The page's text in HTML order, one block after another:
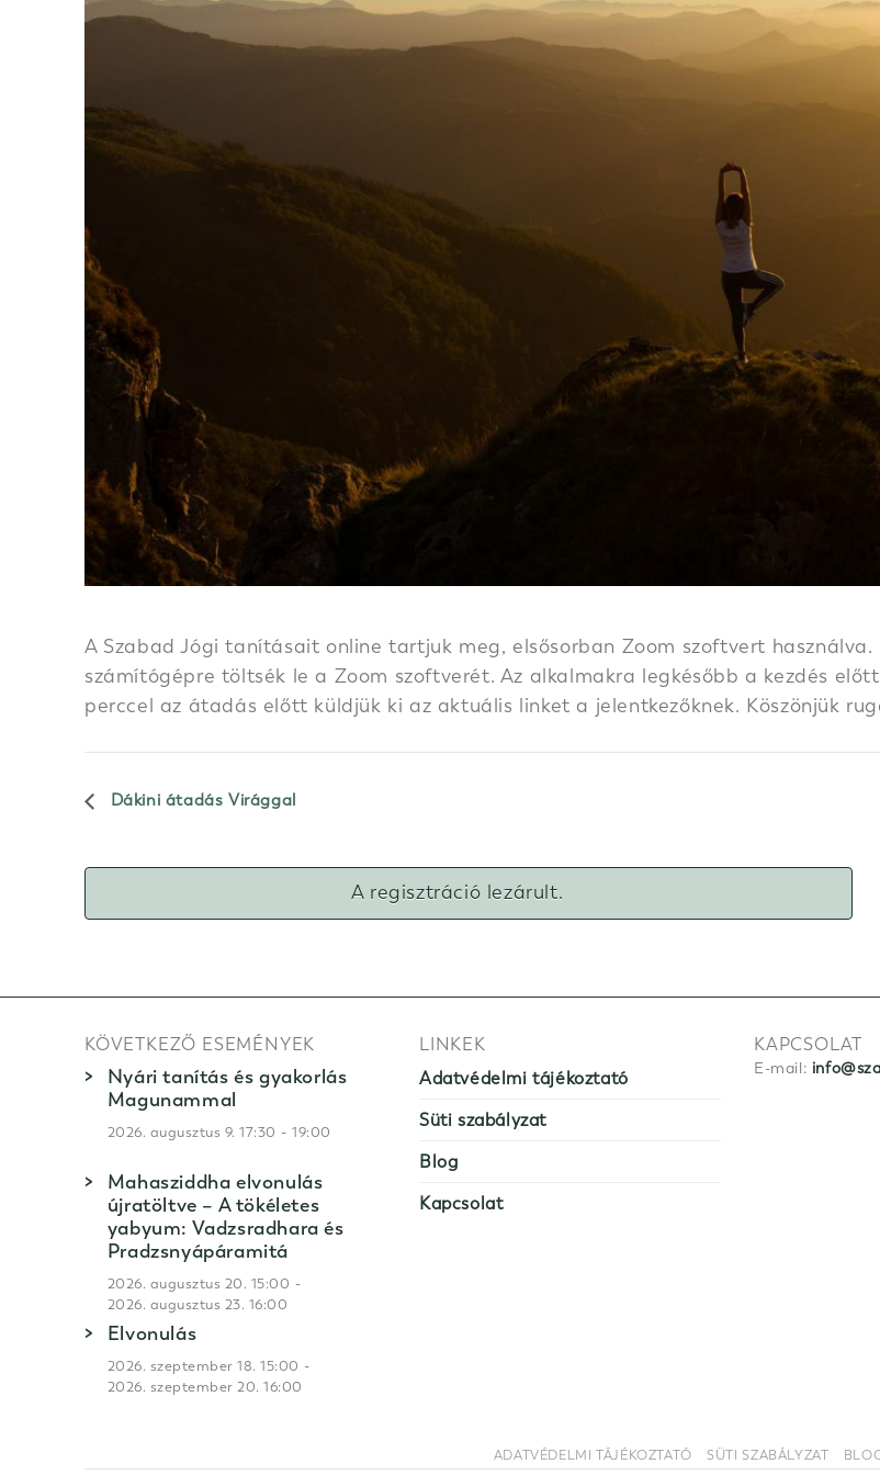
A Szabad Jógi tanításait online tartjuk meg, elsősorban Zoom szoftvert
számítógépre töltsék le a Zoom szoftverét. Az alkalmakra legkésőbb a kezdés
perccel az átadás előtt küldjük ki az aktuális linket a jelentkezőknek. Köszönjük
Dákini átadás Virággal
A regisztráció lezárult.
KÖVETKEZŐ ESEMÉNYEK
Nyári tanítás és gyakorlás
Magunammal
2026. augusztus 9. 17:30 -19:00
Mahasziddha elvonulás
újratöltve – A tökéletes
yabyum: Vadzsradhara és
Pradzsnyápáramitá
2026. augusztus 20. 15:00 -
2026. augusztus 23. 16:00
Elvonulás
2026. szeptember 18. 15:00 -
2026. szeptember 20. 16:00
LINKEK
Adatvédelmi tájékoztató
Süti szabályzat
Blog
Kapcsolat
KAPCSOLAT
E-mail:
ADATVÉDELMI TÁJÉKOZTATÓ SÜTI SZABÁLYZAT